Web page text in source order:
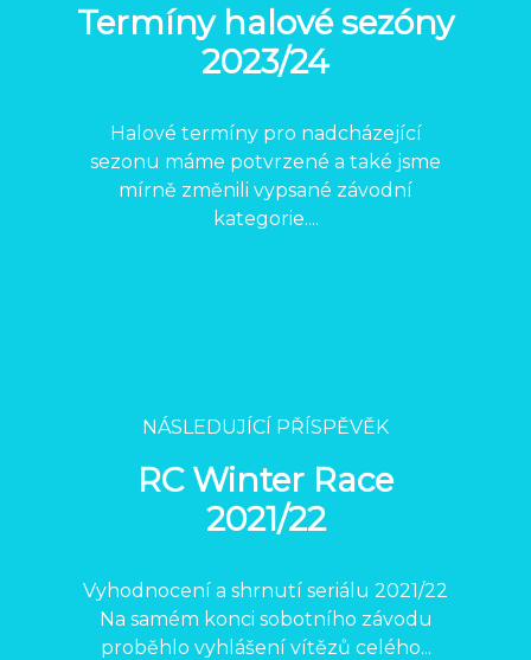
Termíny halové sezóny
2023/24
Halové termíny pro nadcházející
sezonu máme potvrzené a také jsme
mírně změnili vypsané závodní
kategorie....
NÁSLEDUJÍCÍ PŘÍSPĚVĚK
RC Winter Race
2021/22
Vyhodnocení a shrnutí seriálu 2021/22
Na samém konci sobotního závodu
proběhlo vyhlášení vítězů celého...